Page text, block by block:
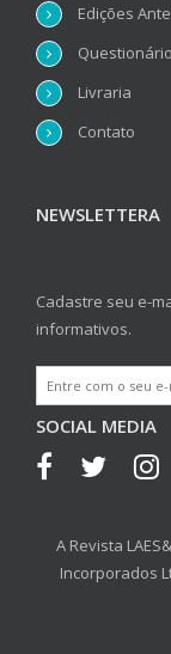
Edições
Questionário
Livraria
Contato
NEWSLETTERA
Cadastre seu e-
informativos.
SOCIAL MEDIA
A Revista
Incorporados